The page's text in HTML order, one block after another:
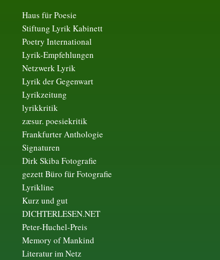
Haus für Poesie
Stiftung Lyrik Kabinett
Poetry International
Lyrik-Empfehlungen
Netzwerk Lyrik
Lyrik der Gegenwart
Lyrikzeitung
lyrikkritik
zæsur. poesiekritik
Frankfurter Anthologie
Signaturen
Dirk Skiba Fotografie
gezett Büro für Fotografie
Lyrikline
Kurz und gut
DICHTERLESEN.NET
Peter-Huchel-Preis
Memory of Mankind
Literatur im Netz